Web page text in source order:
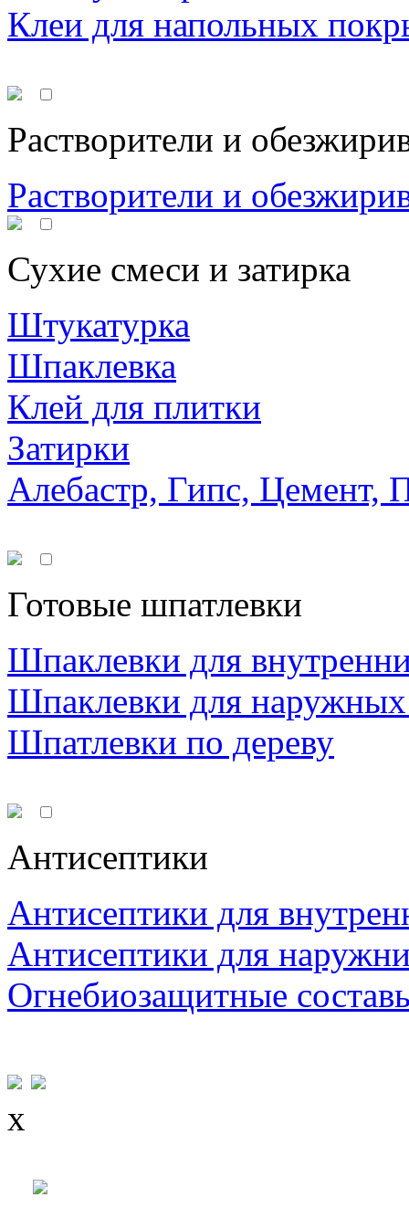
Клеи для напольных
Растворители и
Растворители и
Сухие смеси и затирка
Штукатурка
Шпаклевка
Клей для плитки
Затирки
Алебастр, Гипс, Цемент,
Готовые шпатлевки
Шпаклевки для
Шпаклевки для наружных
Шпатлевки по дереву
Антисептики
Антисептики для
Антисептики для
Огнебиозащитные
x